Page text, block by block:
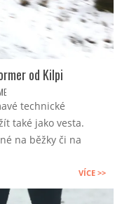
od Kilpi
technické
také jako vesta.
na běžky či na
VÍCE >>